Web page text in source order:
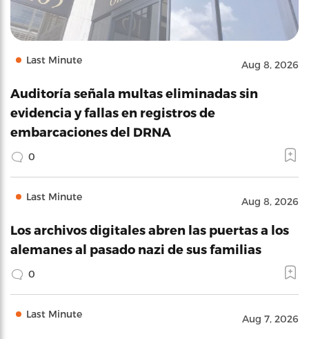
Last Minute Aug 8, 2026
Auditoría señala multas eliminadas sin
evidencia y fallas en registros de
embarcaciones del DRNA
0
Last Minute Aug 8, 2026
Los archivos digitales abren las puertas a los
alemanes al pasado nazi de sus familias
0
Last Minute Aug 7, 2026